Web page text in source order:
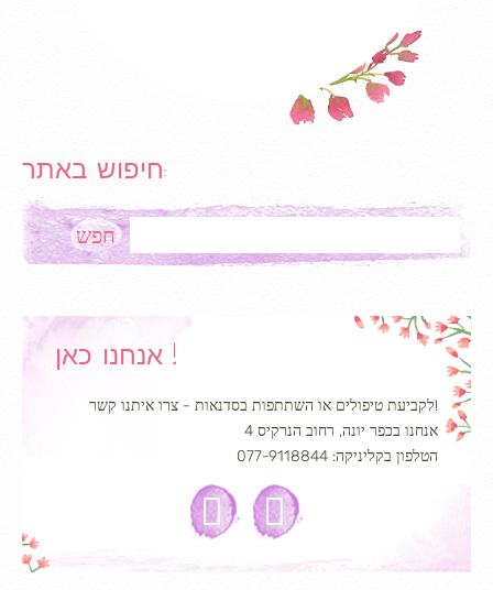
חיפוש באתר:
אנחנו כאן !
לקביעת טיפולים או השתתפות בסדנאות - צרו איתנו קשר!
אנחנו בכפר יונה, רחוב הנרקיס 4
הטלפון בקליניקה: 077-9118844